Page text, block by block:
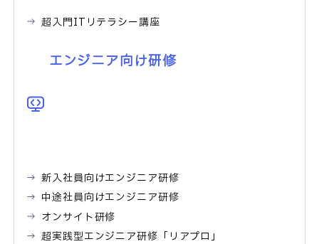
超入門ITリテラシー講座
エンジニア向け研修
新入社員向けエンジニア研修
中途社員向けエンジニア研修
オンサイト研修
超実践型エンジニア研修「リアプロ」